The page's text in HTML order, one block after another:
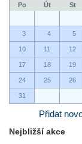
Po Út St
3 4 5
10 11 12
17 18 19
24 25 26
31
Přidat
Nejbližší akce